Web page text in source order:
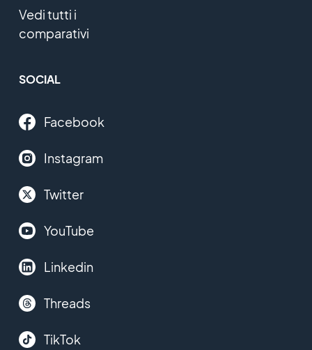
Vedi tutti i
comparativi
SOCIAL
Facebook
Instagram
Twitter
YouTube
Linkedin
Threads
TikTok